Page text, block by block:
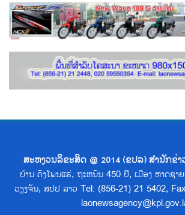
ສະຫງວນລິຂະສິດ @ 2014 (ຂປລ) ສຳນັກຂ່າ
ບ້ານ ດົງໂພນແຮ່, ຖະຫນົນ 450 ປີ, ເມືອງ ຫາດຊາ
ວຽງຈັນ, ສປປ ລາວ Tel: (856-21) 21 5402,